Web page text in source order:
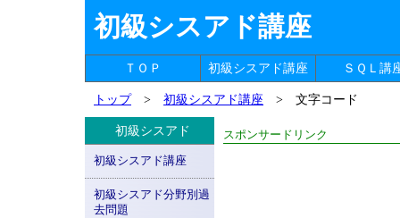
初級シスアド講座
ＴＯＰ 初級シスアド講座 ＳＱＬ講
トップ> 初級シスアド講座 > 文字コード
スポンサードリンク
初級シスアド
初級シスアド講座
初級シスアド分野別過
去問題